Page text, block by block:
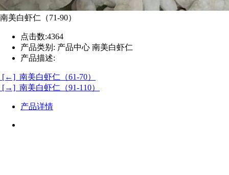
南美白虾仁（71-90）
点击数:4364
产品类别: 产品中心 南美白虾仁
产品描述:
[←] 南美白虾仁（61-70）
[→] 南美白虾仁（91-110）
产品详情